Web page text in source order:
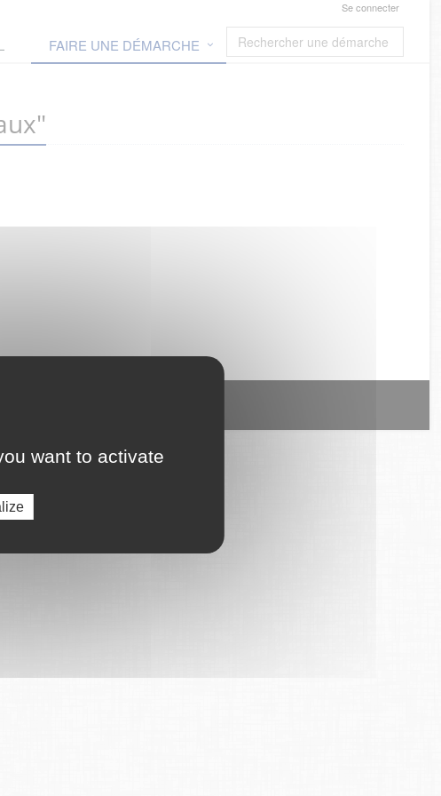
want to activate
Se connecter
FAIRE UNE DÉMARCHE